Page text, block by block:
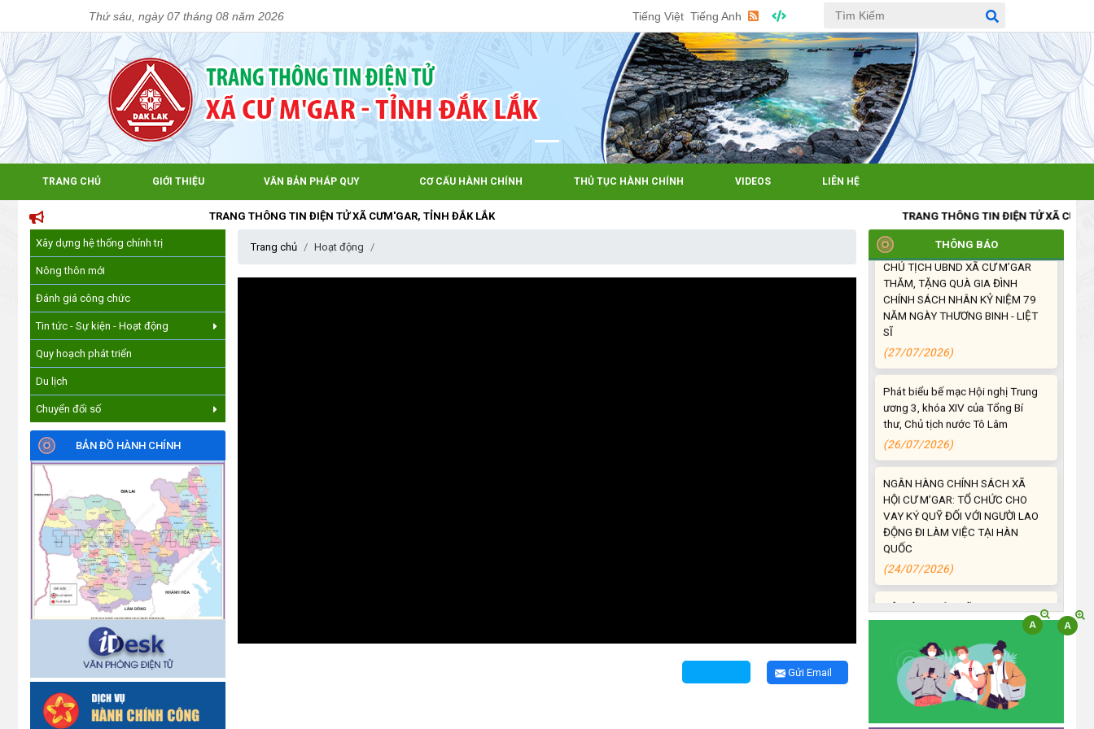
Thứ sáu, ngày 07 tháng 08 năm 2026 Tiếng Việt Tiếng Anh
TRANG CHỦ GIỚI THIỆU VĂN BẢN PHÁP QUY CƠ CẤU HÀNH CHÍNH THỦ TỤC HÀNH CHÍNH VIDEOS LIÊN HỆ
TRANG THÔNG TIN ĐIỆN TỬ XÃ CƯM'GAR, TỈNH ĐẮK LẮK TRANG THÔNG TIN ĐIỆN TỬ XÃ CƯM'GAR,
Xây dựng hệ thống chính trị
Nông thôn mới
Đánh giá công chức
Tin tức - Sự kiện - Hoạt động
Quy hoạch phát triển
Du lịch
Chuyển đổi số
BẢN ĐỒ HÀNH CHÍNH
Trang chủ Hoạt động
Gửi Email
THÔNG BÁO
TỔ CHỨC CHI HỘI SAU SÁP
NHẬP
(27/07/2026)
XÃ CƯ M’GAR: TỔ CHỨC ĐOÀN
DÂNG HƯƠNG, VIẾNG NGHĨA
TRANG LIỆT SĨ NHÂN KỶ NIỆM
79 NĂM NGÀY THƯƠNG BINH -
LIỆT SĨ (27/7/1947 –
ĐỒNG CHÍ PHAN XUÂN LỰC -
CHỦ TỊCH UBND XÃ CƯ M’GAR
THĂM, TẶNG QUÀ GIA ĐÌNH
CHÍNH SÁCH NHÂN KỶ NIỆM 79
NĂM NGÀY THƯƠNG BINH - LIỆT
SĨ
(27/07/2026)
Phát biểu bế mạc Hội nghị Trung
ương 3, khóa XIV của Tổng Bí
thư, Chủ tịch nước Tô Lâm
(26/07/2026)
NGÂN HÀNG CHÍNH SÁCH XÃ
HỘI CƯ M’GAR: TỔ CHỨC CHO
VAY KÝ QUỸ ĐỐI VỚI NGƯỜI LAO
ĐỘNG ĐI LÀM VIỆC TẠI HÀN
QUỐC
(24/07/2026)
HỘI NÔNG DÂN XÃ CƯ M’GAR
ĐẠI DIỆN TỈNH ĐẮK LẮK QUẢNG
BÁ SẢN PHẨM OCOP TẠI TUẦN
OCOP TỈNH KHÁNH HÒA NĂM
2026
(18/07/2026)